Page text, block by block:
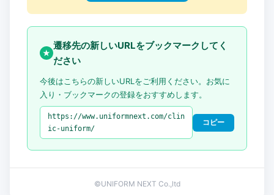
★
遷移先の新しいURLをブックマークしてく
ださい
今後はこちらの新しいURLをご利用ください。お気に
入り・ブックマークの登録をおすすめします。
https://www.uniformnext.com/clin
ic-uniform/
コピー
©UNIFORM NEXT Co.,ltd